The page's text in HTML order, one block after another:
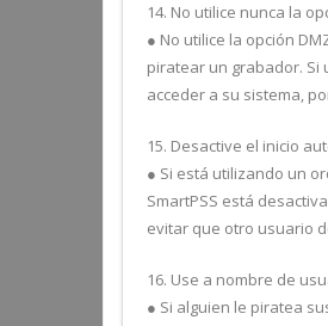
14. No utilice nunca la
● No utilice la opción
piratear un grabador.
acceder a su sistema,
15. Desactive el inicio
● Si está utilizando un
SmartPSS está
evitar que otro usuario
16. Use a nombre de
● Si alguien le piratea